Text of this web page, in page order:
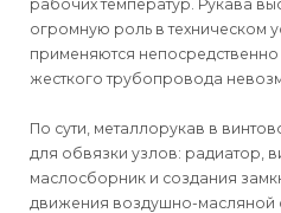
рабочих температур. Рукава
огромную роль в техническом
применяются непосредственно
жесткого трубопровода
По сути, металлорукав в
для обвязки узлов: радиатор,
маслосборник и создания
движения воздушно-масляной